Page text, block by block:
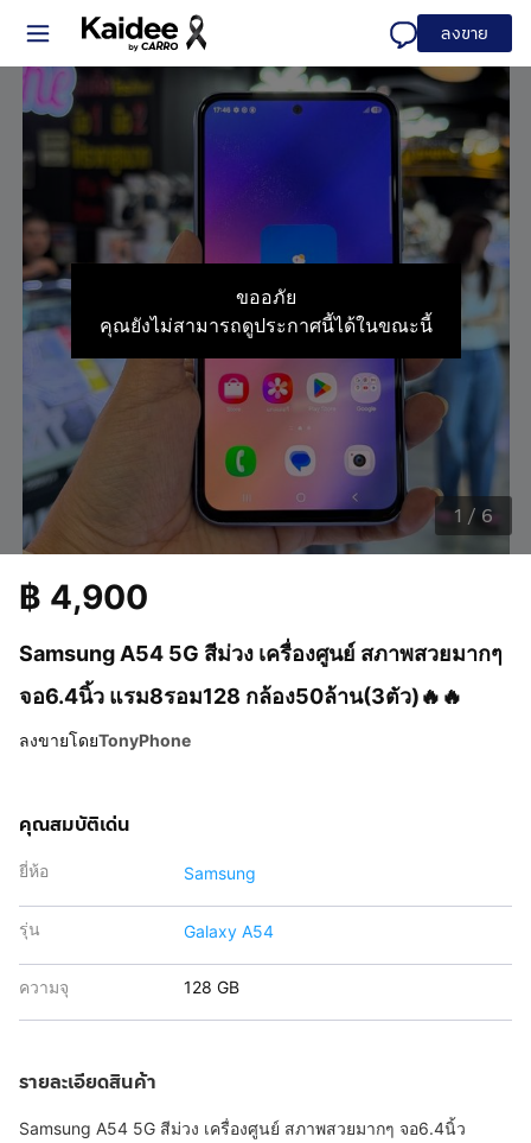
ลงขาย
ขออภัย
คุณยังไม่สามารถดูประกาศนี้ได้ในขณะนี้
1 / 6
Samsung A54 5G สีม่วง เครื่องศูนย์ สภาพสวยมากๆ
จอ6.4นิ้ว แรม8รอม128 กล้อง50ล้าน(3ตัว)🔥🔥
฿ 4,900
ลงขายโดยTonyPhone
คุณสมบัติเด่น
ยี่ห้อ Samsung
รุ่น Galaxy A54
ความจุ 128 GB
รายละเอียดสินค้า
Samsung A54 5G สีม่วง เครื่องศูนย์ สภาพสวยมากๆ จอ6.4นิ้ว